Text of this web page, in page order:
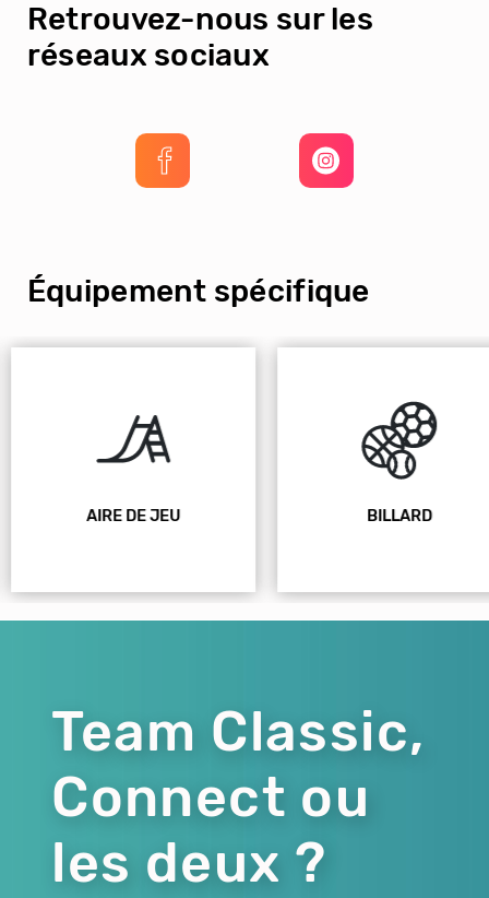
Équipement spécifique
AIRE DE JEU BILLARD
Retrouvez-nous sur les
réseaux sociaux
Team Classic,
Connect ou
les deux ?